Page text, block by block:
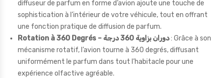
diffuseur de parfum en forme d’avion ajoute une touche de
sophistication à l’intérieur de votre véhicule, tout en offrant
une fonction pratique de diffusion de parfum.
Rotation à 360 Degrés – دوران بزاوية 360 درجة: Grâce à son
mécanisme rotatif, l’avion tourne à 360 degrés, diffusant
uniformément le parfum dans tout l’habitacle pour une
expérience olfactive agréable.